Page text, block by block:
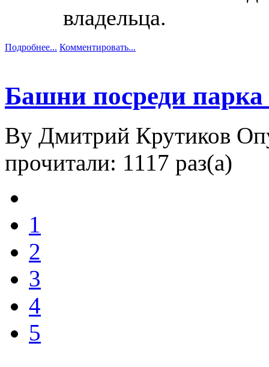
владельца.
Подробнее... Комментировать...
Башни посреди
By Дмитрий Крутиков
прочитали: 1117 раз(а)
1
2
3
4
5